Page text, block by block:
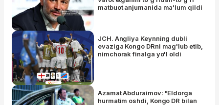
matbuot anjumanida ma'lum qildi
JCH. Angliya Keynning dubli
evaziga Kongo DRni mag'lub etib,
nimchorak finalga yo'l oldi
Azamat Abduraimov: "Eldorga
hurmatim oshdi, Kongo DR bilan